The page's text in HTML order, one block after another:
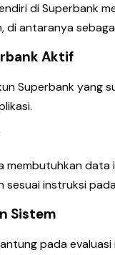
di Superbank
di antaranya
Aktif
Superbank
membutuhkan
instruksi
Sistem
pada